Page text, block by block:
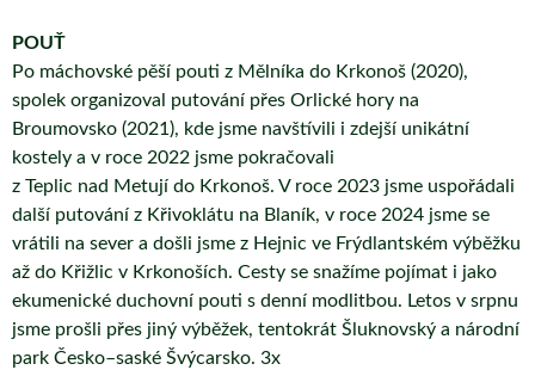
POUŤ
Po máchovské pěší pouti z Mělníka do Krkonoš (2020),
spolek organizoval putování přes Orlické hory na
Broumovsko (2021), kde jsme navštívili i zdejší unikátní
kostely a v roce 2022 jsme pokračovali
z Teplic nad Metují do Krkonoš. V roce 2023 jsme uspořádali
další putování z Křivoklátu na Blaník, v roce 2024 jsme se
vrátili na sever a došli jsme z Hejnic ve Frýdlantském výběžku
až do Křižlic v Krkonoších. Cesty se snažíme pojímat i jako
ekumenické duchovní pouti s denní modlitbou. Letos v srpnu
jsme prošli přes jiný výběžek, tentokrát Šluknovský a národní
park Česko–saské Švýcarsko. 3x